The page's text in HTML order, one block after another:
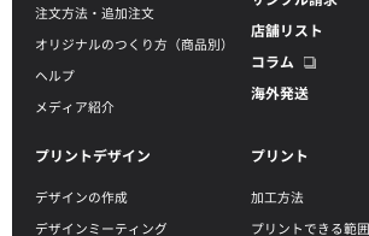
注文方法・追加注文
オリジナルのつくり方（商品別）
ヘルプ
メディア紹介
店舗リスト
コラム
海外発送
プリントデザイン
デザインの作成
デザインミーティング
プリント
加工方法
プリントできる範囲